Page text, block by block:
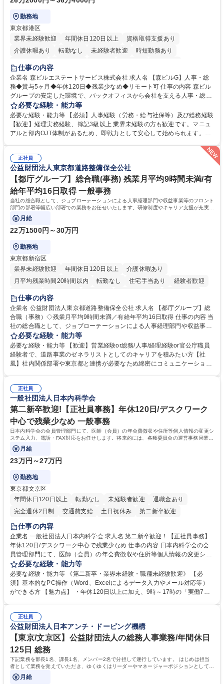
勤務地
東京都港区
業界未経験歓迎
年間休日120日以上
資格取得支援あり
介護休暇あり
転勤なし 未経験者歓迎
時短勤務あり
経験者歓迎
完全週休2日制
交通費支給 長期歓迎 駅近5分以内 土日祝休み
仕事の内容
企業名 森ビルエステートサービス株式会社 求人名 【森ビルG】人事・総
務◆賞与5ヶ月◆年休120日◆残業少なめ◆リモート可 仕事の内容 森ビル
グループの安定した環境で、バックオフィスから会社を支える人事・総務
をお任せします。 労務と総務の業務をバランスよく担当し、ゆくゆくは制
度改定などのコア業務にも挑戦できる、やりがいある環境です。 ■勤怠管
理、給与計算、社会保険手続き、年末調整等の労務管理全般 ■入退社手続
き、社内規定の改定や人事制度改定などのコア業務 ■社内イベントの企画
は部内のOJTを中心に、あなたの経験に合わせて不足している部分はいつ
でも質問・相談できる環境が整っているため、安心して成長できます。 募
集職種 【森ビルG】人事・総務◆賞与5ヶ月◆年休120日◆残業少なめ◆
リモート可
必要な経験・能力等
必要な経験・能力等 【必須】人事経験（労務・給与社保等）及び総務経験
【歓迎】経理実務経験、簿記3級以上 業界未経験の方も歓迎です。マニュ
アルと部内OJT体制があるため、即戦力として安心して始められます。
ます。定型業務に留まらず、社内規定や人事制度の改定など会社のコア業
務に挑戦できるため、自身の成長と組織への貢献度をダイレクトに実感で
きます。 残業少なめ、週1日リモート可など、ワークライフバランスを保
ち長期活躍できる環境です。 「これまでの幅広い経験を活かし、長期的な
キャリアを築きたい」という前向きな意欲と挑戦を全力で応援します。 学
歴・資格 学歴：大学院 大学 高専 短大 専修学校 高校 語学力： 資格：日商
簿記検定1級 日商簿記検定2級 日商簿記検定3級
正社員
公益財団法人東京都道路整備保全公社
【都庁グループ】総合職(事務) 残業月平均9時間未満/有
給年平均16日取得 一般事務
当社の総合職として、ジョブローテーションによる人事経理部門や収益事業等のフロント
部門の部署等幅広い部署での業務をお任せいたします。研修制度やキャリア支援が充実し
ております！ ※下記業務詳細
月給
22万1500円～30万円
勤務地
東京都新宿区
業界未経験歓迎
年間休日120日以上
介護休暇あり
月平均残業時間20時間以内
転勤なし 住宅手当あり
経験者歓迎
研修あり
退職金あり
駅近5分以内
資格取得手当あり 食事補助あり
仕事の内容
企業名 公益財団法人東京都道路整備保全公社 求人名 【都庁グループ】総
合職（事務）◇残業月平均9時間未満／有給年平均16日取得 仕事の内容 当
社の総合職として、ジョブローテーションによる人事経理部門や収益事業
等のフロント部門の部署等幅広い部署での業務をお任せいたします。研修
制度やキャリア支援が充実しております！ ※下記業務詳細 【業務詳細】■
管理部門：広報、人事、経理など当公社の運営に係る管理業務 ■収益部
門：駐車場の新規開拓、管理運営、新宿駅西口広場の「イベントコーナ
道路施設や道路工事現場の見学ツアー事業 ※入社後は上記いずれかの部門
へ配属。※業務内容変更の範囲：会社の定める業務 募集職種 【都庁グル
ープ】総合職（事務）◇残業月平均9時間未満／有給年平均16日取得
必要な経験・能力等
必要な経験・能力等 【歓迎】営業経験or総務/人事/経理経験or官公庁職員
経験者で、道路事業のゼネラリストとしてのキャリアを積みたい方【社
風】社内関係部署や東京都と連携が必要なため綿密にコミュニケーション
部門など多岐に渡る業務を経験できます。 ■様々なプロジェクト：駐車場
事業の他、新宿駅西口広場内に設置された照明を兼ねた広告「ブライトサ
イン」の管理運営を行うなど、事業収益を生み出す活動を積極的に行って
います。 学歴・資格 学歴：大学院 大学 高専 短大 専修学校 高校 語学力：
資格：
正社員
一般社団法人日本内科学会
第二新卒歓迎!【正社員事務】年休120日/デスクワーク
中心で残業少なめ 一般事務
日本内科学会の会員管理部門にて、医師（会員）の年会費徴収や住所等個人情報の変更シ
ステム入力、電話・FAX対応をお任せします。将来的には、各種委員会の運営事務局業務
などにも幅広く携わっていただきます。
月給
23万円～27万円
勤務地
東京都文京区
年間休日120日以上
転勤なし 未経験者歓迎
退職金あり
完全週休2日制
交通費支給 土日祝休み 第二新卒歓迎
仕事の内容
企業名 一般社団法人日本内科学会 求人名 第二新卒歓迎！【正社員事務】
年休120日/デスクワーク中心で残業少なめ 仕事の内容 日本内科学会の会
員管理部門にて、医師（会員）の年会費徴収や住所等個人情報の変更シス
テム入力、電話・FAX対応をお任せします。将来的には、各種委員会の運
営事務局業務などにも幅広く携わっていただきます。 【会員管理・データ
入力業務】 ・医師（会員）の住所変更、個人情報のシステム登録・更新
・年会費の徴収管理や入金データの照合確認 【問い合わせ対応】 ・会員
年休120日/デスクワーク中心で残業少なめ
必要な経験・能力等
必要な経験・能力等 《第二新卒・業界未経験・職種未経験歓迎》 【必
須】基本的なPC操作（Word、Excelによるデータ入力やメール対応等）
ができる方 【魅力点】 ・年休120日以上に加え、9時～17時の「実働7時
整、資料作成、当日の運営サポート 学歴・資格 学歴：大学院 大学 語学
力： 資格：
正社員
公益財団法人日本アンチ・ドーピング機構
【東京/文京区】公益財団法人の総務人事業務/年間休日
125日 総務
下記業務を部長1名、課長1名、メンバー2名で分担して遂行しています。 はじめは担当
者として業務を覚えていただき、ゆくゆくはリーダーやマネージャーポジションとして活
躍いただくことを期待しています。
月給